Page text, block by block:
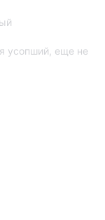
усопший, еще не